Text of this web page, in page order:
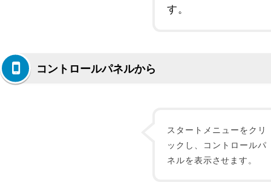
す。
コントロールパネルから
スタートメニューをクリ
ックし、コントロールパ
ネルを表示させます。